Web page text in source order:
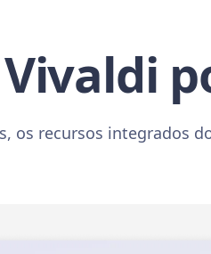
os recursos integrados